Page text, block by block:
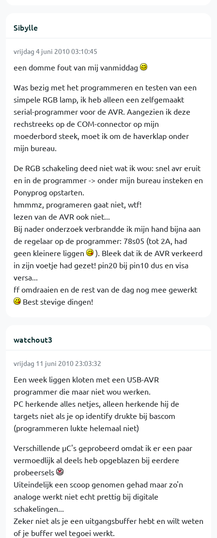
Sibylle
vrijdag 4 juni 2010 03:10:45
een domme fout van mij vanmiddag
Was bezig met het programmeren en testen van een
simpele RGB lamp, ik heb alleen een zelfgemaakt
serial-programmer voor de AVR. Aangezien ik deze
rechstreeks op de COM-connector op mijn
moederbord steek, moet ik om de haverklap onder
mijn bureau.
De RGB schakeling deed niet wat ik wou: snel avr eruit
en in de programmer -> onder mijn bureau insteken en
Ponyprog opstarten.
hmmmz, programeren gaat niet, wtf!
lezen van de AVR ook niet...
Bij nader onderzoek verbrandde ik mijn hand bijna aan
de regelaar op de programmer: 78s05 (tot 2A, had
geen kleinere liggen
). Bleek dat ik de AVR verkeerd
in zijn voetje had gezet! pin20 bij pin10 dus en visa
versa...
ff omdraaien en de rest van de dag nog mee gewerkt
Best stevige dingen!
watchout3
vrijdag 11 juni 2010 23:03:32
Een week liggen kloten met een USB-AVR
programmer die maar niet wou werken.
PC herkende alles netjes, alleen herkende hij de
targets niet als je op identify drukte bij bascom
(programmeren lukte helemaal niet)
Verschillende µC's geprobeerd omdat ik er een paar
vermoedlijk al deels heb opgeblazen bij eerdere
probeersels
Uiteindelijk een scoop genomen gehad maar zo'n
analoge werkt niet echt prettig bij digitale
schakelingen...
Zeker niet als je een uitgangsbuffer hebt en wilt weten
of je buffer wel tegoei werkt.